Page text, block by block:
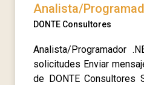
Analista/
DONTE Consultores
Analista/Programador
solicitudes Enviar
de DONTE Consultores